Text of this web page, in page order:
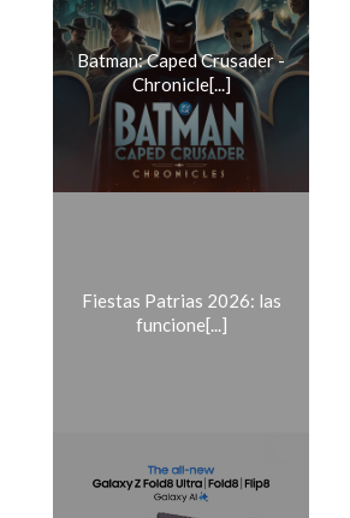
Batman: Caped Crusader -
Chronicle[...]
Fiestas Patrias 2026: las
funcione[...]